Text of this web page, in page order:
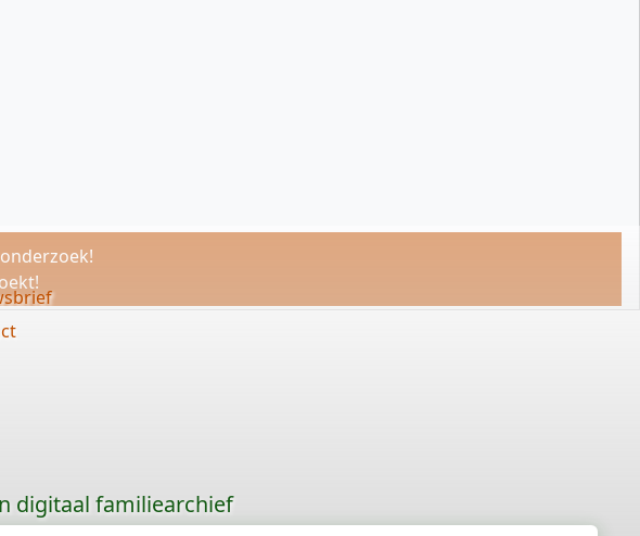
digitaal familiearchief